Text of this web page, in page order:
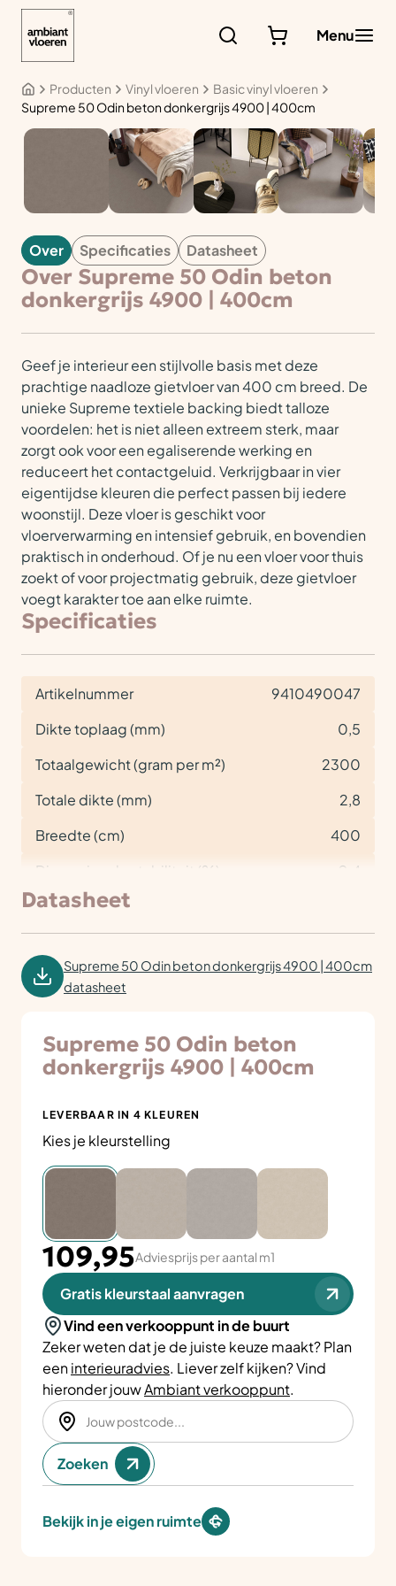
Menu
Producten Vinyl vloeren
Basic vinyl vloeren
Supreme 50 Odin beton donkergrijs 4900 | 400cm
Over Specificaties Datasheet
Over Supreme 50 Odin beton
donkergrijs 4900 | 400cm
Geef je interieur een stijlvolle basis met deze
prachtige naadloze gietvloer van 400 cm breed. De
unieke Supreme textiele backing biedt talloze
voordelen: het is niet alleen extreem sterk, maar
zorgt ook voor een egaliserende werking en
reduceert het contactgeluid. Verkrijgbaar in vier
eigentijdse kleuren die perfect passen bij iedere
woonstijl. Deze vloer is geschikt voor
vloerverwarming en intensief gebruik, en bovendien
praktisch in onderhoud. Of je nu een vloer voor thuis
zoekt of voor projectmatig gebruik, deze gietvloer
voegt karakter toe aan elke ruimte.
Specificaties
Artikelnummer
9410490047
Dikte toplaag (mm)
0,5
Totaalgewicht (gram per m²)
2300
Totale dikte (mm)
2,8
Breedte (cm)
400
Dimensionele stabiliteit (%)
< 0,4
Datasheet
Supreme 50 Odin beton donkergrijs 4900 | 400cm
datasheet
Supreme 50 Odin beton
donkergrijs 4900 | 400cm
LEVERBAAR IN 4 KLEUREN
Kies je kleurstelling
109,95Adviesprijs per aantal m1
Gratis kleurstaal aanvragen
Vind een verkooppunt in de buurt
Zeker weten dat je de juiste keuze maakt? Plan
eeninterieuradvies. Liever zelf kijken? Vind
hieronder jouwAmbiant verkooppunt.
Zoeken
Bekijk in je eigen ruimte